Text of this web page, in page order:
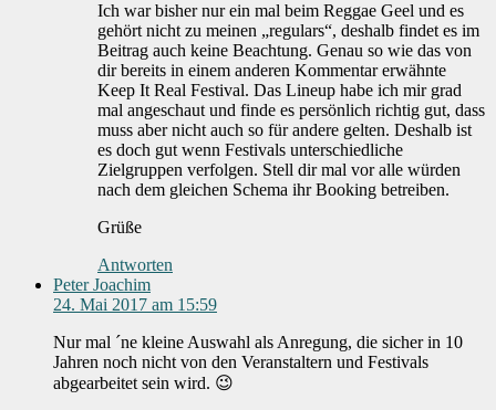
Ich war bisher nur ein mal beim Reggae Geel und es
gehört nicht zu meinen „regulars“, deshalb findet es im
Beitrag auch keine Beachtung. Genau so wie das von
dir bereits in einem anderen Kommentar erwähnte
Keep It Real Festival. Das Lineup habe ich mir grad
mal angeschaut und finde es persönlich richtig gut, dass
muss aber nicht auch so für andere gelten. Deshalb ist
es doch gut wenn Festivals unterschiedliche
Zielgruppen verfolgen. Stell dir mal vor alle würden
nach dem gleichen Schema ihr Booking betreiben.
Grüße
Antworten
Peter Joachim
24. Mai 2017 am 15:59
Nur mal ´ne kleine Auswahl als Anregung, die sicher in 10
Jahren noch nicht von den Veranstaltern und Festivals
abgearbeitet sein wird. 😉